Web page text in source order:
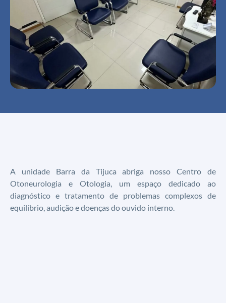
A unidade Barra da Tijuca abriga nosso Centro de
Otoneurologia e Otologia, um espaço dedicado ao
diagnóstico e tratamento de problemas complexos de
equilíbrio, audição e doenças do ouvido interno.